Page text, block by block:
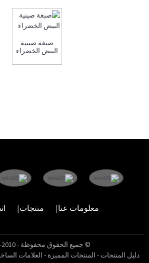
صبغة صينية
البيض الخضراء
معلومات عنا منتجات
© جميع الحقوق محفوظة - 2010-2019.
دليل المنتجات - المنتجات المميزة - العلامات